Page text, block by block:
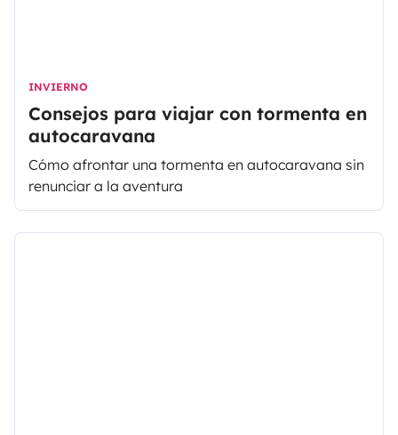
INVIERNO
Consejos para viajar con tormenta en
autocaravana
Cómo afrontar una tormenta en autocaravana sin
renunciar a la aventura